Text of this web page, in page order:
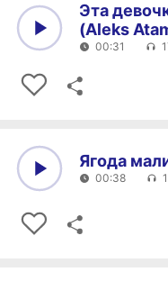
Эта
(Aleks
00:31
Ягода
00:38